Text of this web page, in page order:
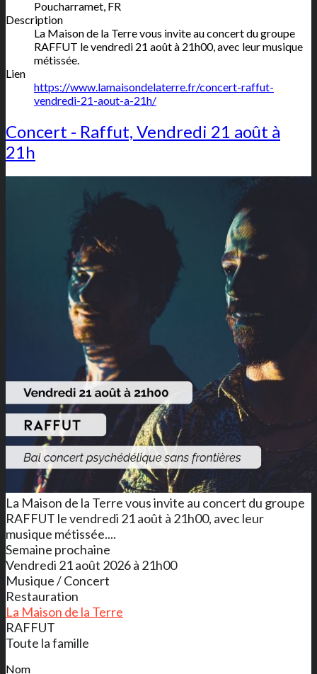
Poucharramet, FR
Description
La Maison de la Terre vous invite au concert du groupe
RAFFUT le vendredi 21 août à 21h00, avec leur musique
métissée.
Lien
https://www.lamaisondelaterre.fr/concert-raffut-
vendredi-21-aout-a-21h/
Concert - Raffut, Vendredi 21 août à
21h
La Maison de la Terre vous invite au concert du groupe
RAFFUT le vendredi 21 août à 21h00, avec leur
musique métissée....
Semaine prochaine
Vendredi 21 août 2026 à 21h00
Musique / Concert
Restauration
La Maison de la Terre
RAFFUT
Toute la famille
Nom